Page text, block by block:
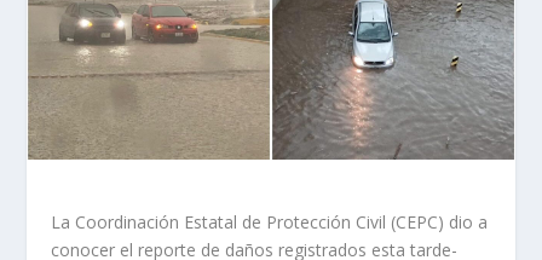
La Coordinación Estatal de Protección Civil (CEPC) dio a
conocer el reporte de daños registrados esta tarde-